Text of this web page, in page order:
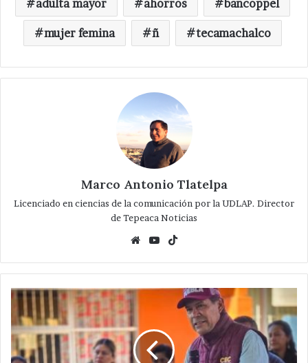
adulta mayor ahorros bancoppel
mujer femina ñ tecamachalco
Marco Antonio Tlatelpa
Licenciado en ciencias de la comunicación por la UDLAP. Director
de Tepeaca Noticias
WebsiteYouTube
Equiparán
escuela
primaria
Aarón
Merino